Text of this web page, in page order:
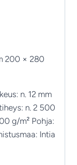
200 × 280
n. 12 mm
n. 2 500
g/m² Pohja:
Intia